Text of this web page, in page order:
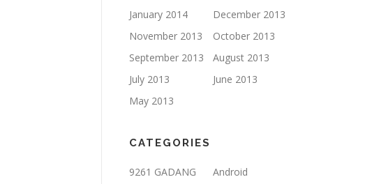
January 2014
December 2013
November 2013
October 2013
September 2013
August 2013
July 2013
June 2013
May 2013
CATEGORIES
9261 GADANG Android